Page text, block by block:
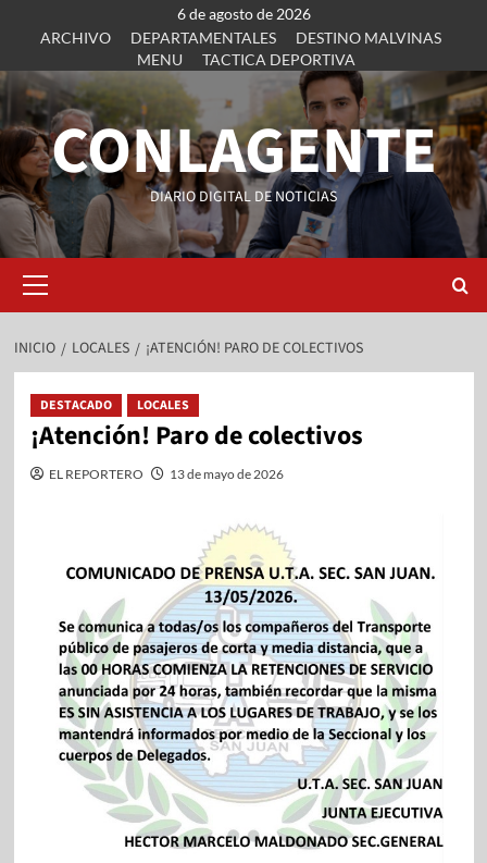
6 de agosto de 2026
ARCHIVO
DEPARTAMENTALES
DESTINO MALVINAS
MENU
TACTICA DEPORTIVA
CONLAGENTE
DIARIO DIGITAL DE NOTICIAS
INICIO LOCALES ¡ATENCIÓN! PARO DE COLECTIVOS
DESTACADO LOCALES
¡Atención! Paro de colectivos
EL REPORTERO 13 de mayo de 2026